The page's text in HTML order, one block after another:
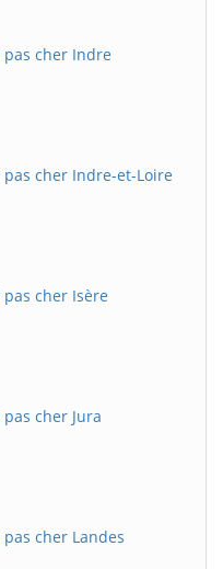
cher Indre
cher Indre-et-Loire
cher Isère
cher Jura
cher Landes